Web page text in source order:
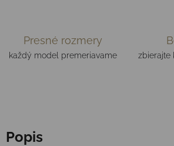
Presné rozmery
každý model premeriavame
zbierajte
Popis